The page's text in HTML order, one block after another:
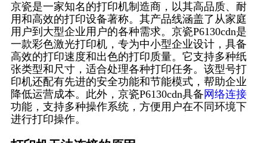
京瓷是一家知名的打印机制造商，以其高品质、耐
用和高效的打印设备著称。其产品线涵盖了从家庭
用户到大型企业用户的各种需求。京瓷P6130cdn是
一款彩色激光打印机，专为中小型企业设计，具备
高效的打印速度和出色的打印质量。它支持多种纸
张类型和尺寸，适合处理各种打印任务。该型号打
印机还配有先进的安全功能和节能模式，帮助企业
降低运营成本。此外，京瓷P6130cdn具备 网络连接
功能，支持多种操作系统，方便用户在不同环境下
进行打印操作。